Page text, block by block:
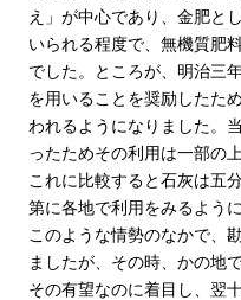
え」が中心であり、金肥と
いられる程度で、無機質肥
でした。ところが、明治三
を用いることを奨励したた
われるようになりました。
ったためその利用は一部の
これに比較すると石灰は五
第に各地で利用をみるよう
このような情勢のなかで、
ましたが、その時、かの地
その有望なのに着目し、翌